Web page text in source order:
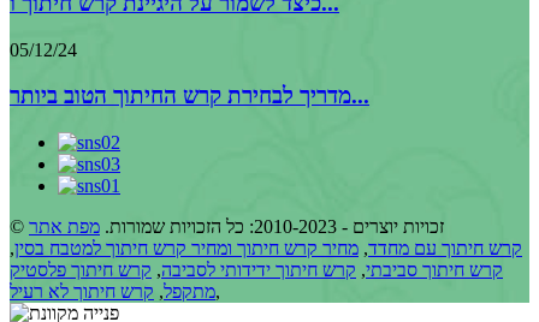
05/12/24
מדריך לבחירת קרש החיתוך הטוב ביותר...
© זכויות יוצרים - 2010-2023: כל הזכויות שמורות.
מפת אתר
קרש חיתוך עם מחדד, מחיר קרש חיתוך ומחיר קרש חיתוך למטבח בסין,
קרש חיתוך סביבתי, קרש חיתוך ידידותי לסביבה, קרש חיתוך פלסטיק
מתקפל, קרש חיתוך לא רעיל ,